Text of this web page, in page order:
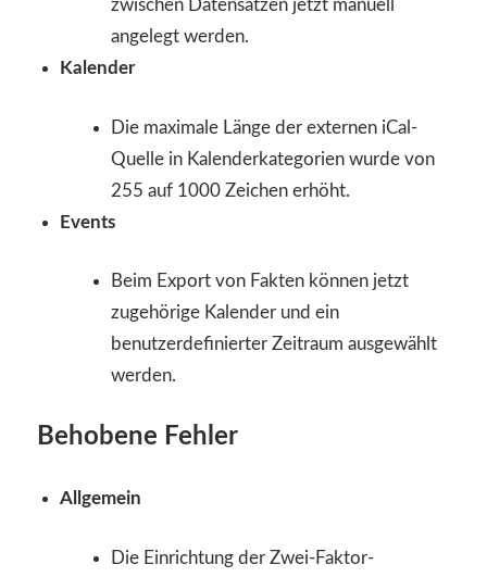
zwischen Datensätzen jetzt manuell
angelegt werden.
Kalender
Die maximale Länge der externen iCal-
Quelle in Kalenderkategorien wurde von
255 auf 1000 Zeichen erhöht.
Events
Beim Export von Fakten können jetzt
zugehörige Kalender und ein
benutzerdefinierter Zeitraum ausgewählt
werden.
Behobene Fehler
Allgemein
Die Einrichtung der Zwei-Faktor-